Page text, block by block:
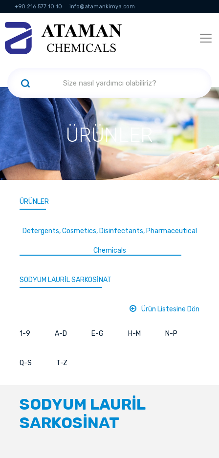
+90 216 577 10 10 info@atamankimya.com
KVKK Politikası Bilgi Toplumu Hizmetleri
ÜRÜNLER
ÜRÜNLER
Detergents, Cosmetics, Disinfectants, Pharmaceutical
Chemicals
SODYUM LAURİL SARKOSİNAT
Ürün Listesine Dön
1-9 A-D E-G H-M N-P
Q-S T-Z
SODYUM LAURİL
SARKOSİNAT